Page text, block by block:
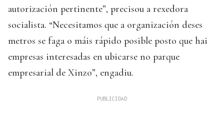
autorización pertinente”, precisou a rexedora
socialista. “Necesitamos que a organización deses
metros se faga o máis rápido posible posto que hai
empresas interesadas en ubicarse no parque
empresarial de Xinzo”, engadiu.